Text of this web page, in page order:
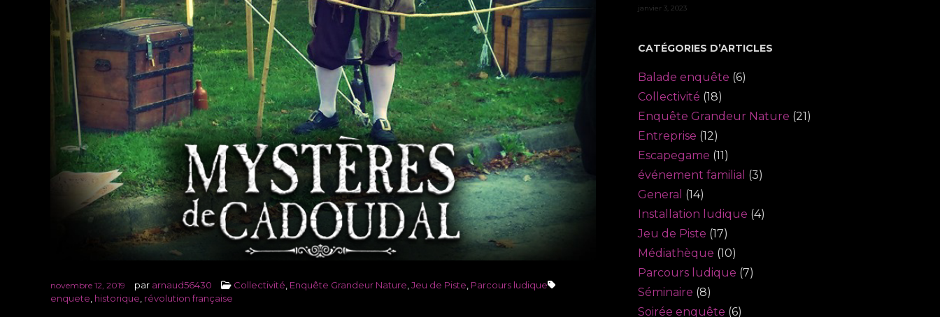
novembre 12, 2019 par arnaud56430 Collectivité Enquête Grandeur Nature Jeu de Piste Parcours ludique
enquete historique révolution française
janvier 3, 2023
CATÉGORIES D’ARTICLES
Balade enquête (6)
Collectivité (18)
Enquête Grandeur Nature (21)
Entreprise (12)
Escapegame (11)
événement familial (3)
General (14)
Installation ludique (4)
Jeu de Piste (17)
Médiathèque (10)
Parcours ludique (7)
Séminaire (8)
Soirée enquête (6)